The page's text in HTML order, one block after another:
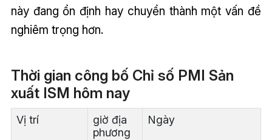
này đang ổn định hay chuyển thành một vấn đề
nghiêm trọng hơn.
Thời gian công bố Chỉ số PMI Sản
xuất ISM hôm nay
Vị trí
giờ địa
phương
Ngày